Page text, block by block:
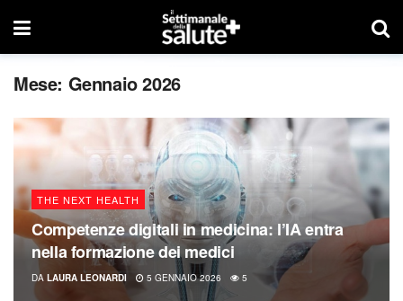
Mese: Gennaio 2026
THE NEXT HEALTH
Competenze digitali in medicina: l’IA entra
nella formazione dei medici
DA LAURA LEONARDI 5 GENNAIO 2026 5